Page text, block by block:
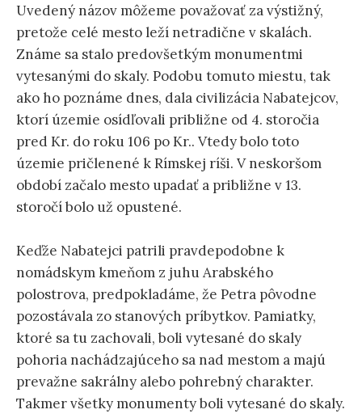
Uvedený názov môžeme považovať za výstižný,
pretože celé mesto leží netradične v skalách.
Známe sa stalo predovšetkým monumentmi
vytesanými do skaly. Podobu tomuto miestu, tak
ako ho poznáme dnes, dala civilizácia Nabatejcov,
ktorí územie osídľovali približne od 4. storočia
pred Kr. do roku 106 po Kr.. Vtedy bolo toto
územie pričlenené k Rímskej ríši. V neskoršom
období začalo mesto upadať a približne v 13.
storočí bolo už opustené.
Keďže Nabatejci patrili pravdepodobne k
nomádskym kmeňom z juhu Arabského
polostrova, predpokladáme, že Petra pôvodne
pozostávala zo stanových príbytkov. Pamiatky,
ktoré sa tu zachovali, boli vytesané do skaly
pohoria nachádzajúceho sa nad mestom a majú
prevažne sakrálny alebo pohrebný charakter.
Takmer všetky monumenty boli vytesané do skaly.